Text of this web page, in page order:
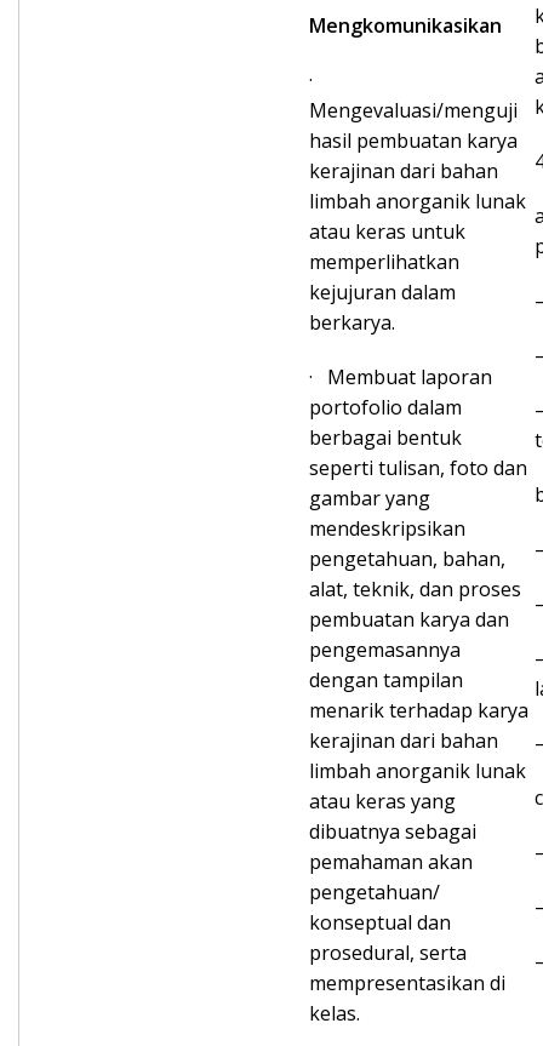
Mengkomunikasikan
·
Mengevaluasi/menguji
hasil pembuatan karya
kerajinan dari bahan
limbah anorganik lunak
atau keras untuk
memperlihatkan
kejujuran dalam
berkarya.
· Membuat laporan
portofolio dalam
berbagai bentuk
seperti tulisan, foto dan
gambar yang
mendeskripsikan
pengetahuan, bahan,
alat, teknik, dan proses
pembuatan karya dan
pengemasannya
dengan tampilan
menarik terhadap karya
kerajinan dari bahan
limbah anorganik lunak
atau keras yang
dibuatnya sebagai
pemahaman akan
pengetahuan/
konseptual dan
prosedural, serta
mempresentasikan di
kelas.